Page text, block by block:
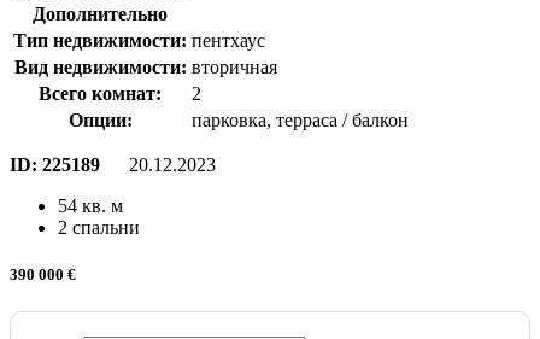
Дополнительно
Тип недвижимости: пентхаус
Вид недвижимости: вторичная
Всего комнат:
2
Опции:
парковка, терраса / балкон
ID: 225189
20.12.2023
54 кв. м
2 спальни
390 000 €